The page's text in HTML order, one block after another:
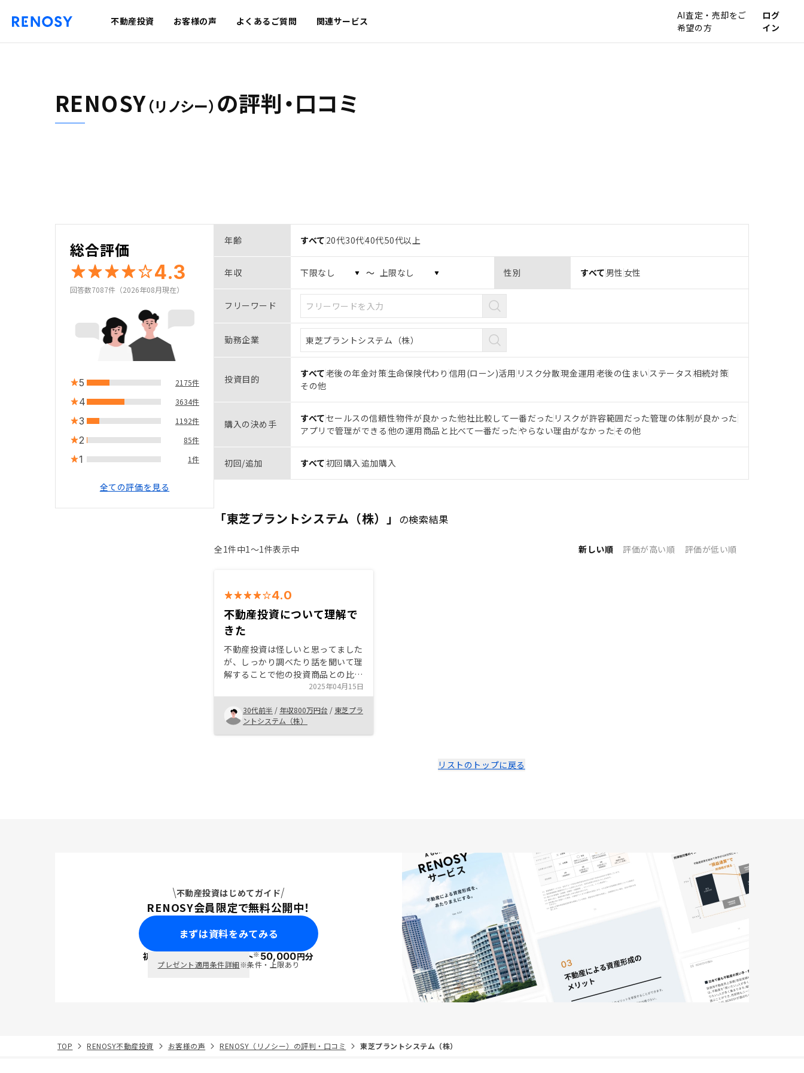
不動産投資 お客様の声 よくあるご質問 関連サービス
AI査定・売却をご
希望の方
ログ
イン
RENOSY（リノシー） の評判・口コミ
総合評価
4.3
回答数7087件（2026年08月現在）
5 2175件
4 3634件
3 1192件
2 85件
1 1件
全ての評価を見る
年齢 すべて 20代30代40代50代以上
年収 〜 性別 すべて 男性 女性
フリーワード
勤務企業
投資目的 すべて老後の年金対策生命保険代わり 信用(ローン)活用 リスク分散現金運用老後の住まい ステータス相続対策
その他
購入の決め手 すべてセールスの信頼性物件が良かった他社比較して一番だった リスクが許容範囲だった管理の体制が良かった
アプリで管理ができる 他の運用商品と比べて一番だった やらない理由がなかったその他
初回/追加 すべて初回購入 追加購入
「東芝プラントシステム（株）」 の検索結果
全1件中1〜1件表示中 新しい順 評価が高い順 評価が低い順
4.0
不動産投資について理解で
きた
不動産投資は怪しいと思ってました
が、しっかり調べたり話を聞いて理
解することで他の投資商品との比較
ができた。 その上で、今後の見通
しなども考えるきっかけになったの
で、まずは話を聞いてみるだけでも
いいと思います。 しつこい勧誘は
無かったので良かったです。
2025年04月15日
30代前半 / 年収800万円台 / 東芝プラ
ントシステム（株）
リストのトップに戻る
不動産投資はじめてガイド
RENOSY会員限定で無料公開中！
まずは資料をみてみる
初回面談で ポイント※50,000円分
プレゼント適用条件詳細※条件・上限あり
TOP RENOSY不動産投資 お客様の声 RENOSY（リノシー）の評判・口コミ 東芝プラントシステム（株）